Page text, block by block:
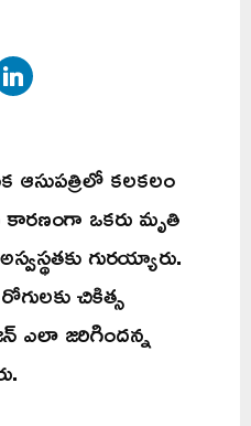
కలకలం
ఒకరు మృతి
గురయ్యారు.
చికిత్స
ఎలా జరిగిందన్న